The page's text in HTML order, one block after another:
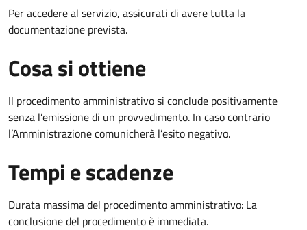
Per accedere al servizio, assicurati di avere tutta la
documentazione prevista.
Cosa si ottiene
Il procedimento amministrativo si conclude positivamente
senza l’emissione di un provvedimento. In caso contrario
l’Amministrazione comunicherà l’esito negativo.
Tempi e scadenze
Durata massima del procedimento amministrativo: La
conclusione del procedimento è immediata.